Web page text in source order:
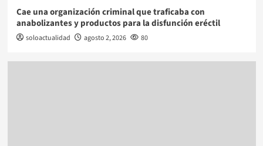
Cae una organización criminal que traficaba con
anabolizantes y productos para la disfunción eréctil
soloactualidad agosto 2, 2026 80